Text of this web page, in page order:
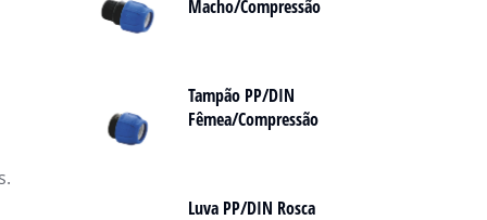
Macho/Compressão
Tampão PP/DIN
Fêmea/Compressão
Luva PP/DIN Rosca